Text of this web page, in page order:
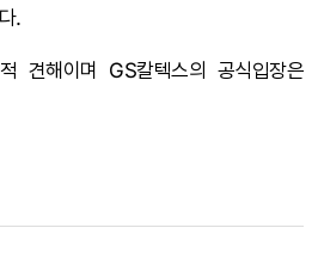
.
견해이며 GS칼텍스의 공식입장은